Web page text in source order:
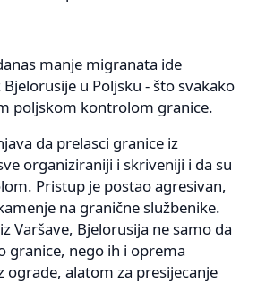
manje migranata ide
u Poljsku - što svakako
poljskom kontrolom granice.
da prelasci granice iz
organiziraniji i skriveniji i da su
Pristup je postao agresivan,
na granične službenike.
Varšave, Bjelorusija ne samo da
granice, nego ih i oprema
ograde, alatom za presijecanje